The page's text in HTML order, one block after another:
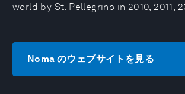
world by St. Pellegrino in 2010, 2011,
Noma のウェブサイトを見る